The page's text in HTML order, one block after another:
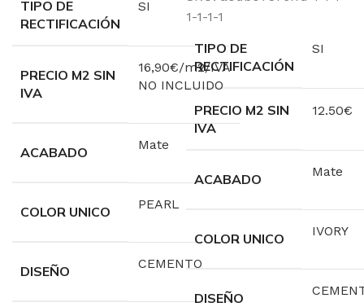
TIPO DE
RECTIFICACIÓN
SI
PRECIO M2 SIN
IVA
16,90€/m2/IVA
NO INCLUIDO
ACABADO Mate
COLOR UNICO PEARL
DISEÑO CEMENTO
1-1-1-1
TIPO DE
RECTIFICACIÓN
SI
PRECIO M2 SIN
IVA
12.50€
ACABADO Mate
COLOR UNICO IVORY
DISEÑO